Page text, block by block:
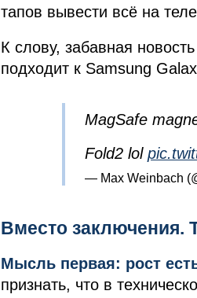
тапов вывести всё на
К слову, забавная
подходит к Samsung
MagSafe
Fold2 lol
— Max Weinbach
Вместо
Мысль первая: рост
признать, что в